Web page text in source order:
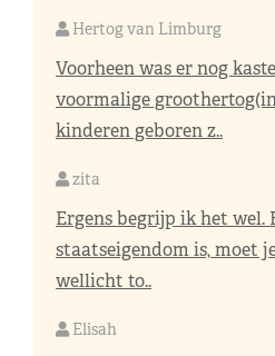
Hertog van Limburg
Voorheen was er nog
voormalige
kinderen geboren z..
zita
Ergens begrijp ik het wel.
staatseigendom is, moet
wellicht to..
Elisah